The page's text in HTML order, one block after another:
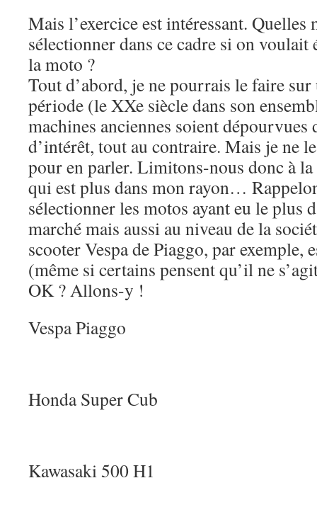
Mais l’exercice est intéressant. Quelles
sélectionner dans ce cadre si on
la moto ?
Tout d’abord, je ne pourrais le faire sur
période (le XXe siècle dans son
machines anciennes soient dépourvues
d’intérêt, tout au contraire. Mais je ne
pour en parler. Limitons-nous donc à
qui est plus dans mon rayon…
sélectionner les motos ayant eu le plus
marché mais aussi au niveau de la
scooter Vespa de Piaggo, par exemple,
(même si certains pensent qu’il ne
OK ? Allons-y !
Vespa Piaggo
Honda Super Cub
Kawasaki 500 H1